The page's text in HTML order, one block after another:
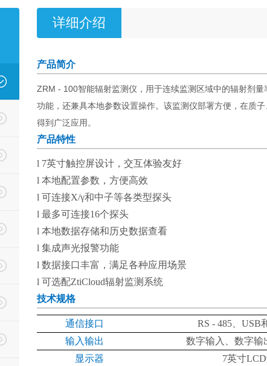
详细介绍
产品简介
ZRM - 100智能辐射监测仪，用于连续监测区域中的辐射剂
功能，还兼具本地参数设置操作。该监测仪部署方便，在质
得到广泛应用。
产品特性
l 7英寸触控屏设计，交互体验友好
l 本地配置参数，方便高效
l 可连接X/γ和中子等各类型探头
l 最多可连接16个探头
l 本地数据存储和历史数据查看
l 集成声光报警功能
l 数据接口丰富，满足各种应用场景
l 可选配ZtiCloud辐射监测系统
技术规格
通信接口 RS - 485、 USB
输入输出
数字输入、数字输
显示器
7英寸LCD